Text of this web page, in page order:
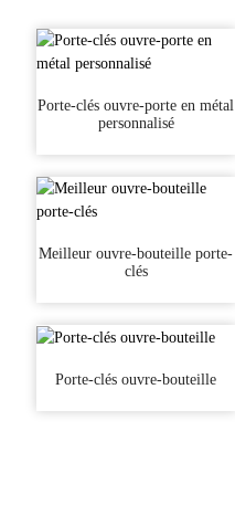
Porte-clés ouvre-porte en métal
personnalisé
Meilleur ouvre-bouteille porte-
clés
Porte-clés ouvre-bouteille